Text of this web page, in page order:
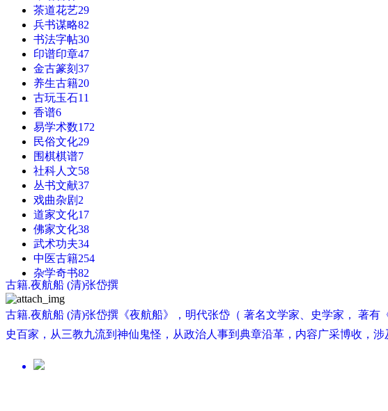
茶道花艺29
兵书谋略82
书法字帖30
印谱印章47
金古篆刻 37
养生古籍20
古玩玉石11
香谱6
易学术数172
民俗文化29
围棋棋谱7
社科人文58
丛书文献37
戏曲杂剧 2
道家文化17
佛家文化38
武术功夫34
中医古籍254
杂学奇书82
古籍.夜航船 (清)张岱撰
古籍.夜航船 (清)张岱撰《夜航船》，明代张岱（ 著名文学家、史学家， 著
史百家，从三教九流到神仙鬼怪，从政治人事到典章沿革，内容广采博收，